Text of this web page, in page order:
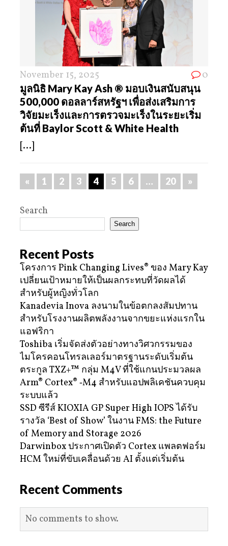
November 15, 2025 0
มูลนิธิ Mary Kay Ash ® มอบเงินสนับสนุน
500,000 ดอลลาร์สหรัฐฯ เพื่อส่งเสริมการ
วิจัยมะเร็งและการตรวจมะเร็งในระยะเริ่ม
ต้นที่ Baylor Scott & White Health
[...]
« 1 2 3 4 5 6 … 20 »
Search
Search
Recent Posts
โครงการ Pink Changing Lives® ของ Mary Kay
เปลี่ยนเป้าหมายให้เป็นผลกระทบที่วัดผลได้
สำหรับผู้หญิงทั่วโลก
Kanadevia Inova ลงนามในข้อตกลงสัมปทาน
สำหรับโรงงานผลิตพลังงานจากขยะแห่งแรกใน
แอฟริกา
Toshiba เริ่มจัดส่งตัวอย่างทางวิศวกรรมของ
ไมโครคอนโทรลเลอร์มาตรฐานระดับเริ่มต้น
ตระกูล TXZ+™ กลุ่ม M4V ที่ใช้แกนประมวลผล
Arm® Cortex® ‑M4 สำหรับแอปพลิเคชันควบคุม
ระบบแล้ว
SSD ซีรีส์ KIOXIA GP Super High IOPS ได้รับ
รางวัล ‘Best of Show’ ในงาน FMS: the Future
of Memory and Storage 2026
Darwinbox ประกาศเปิดตัว Cortex แพลตฟอร์ม
HCM ใหม่ที่ขับเคลื่อนด้วย AI ตั้งแต่เริ่มต้น
Recent Comments
No comments to show.